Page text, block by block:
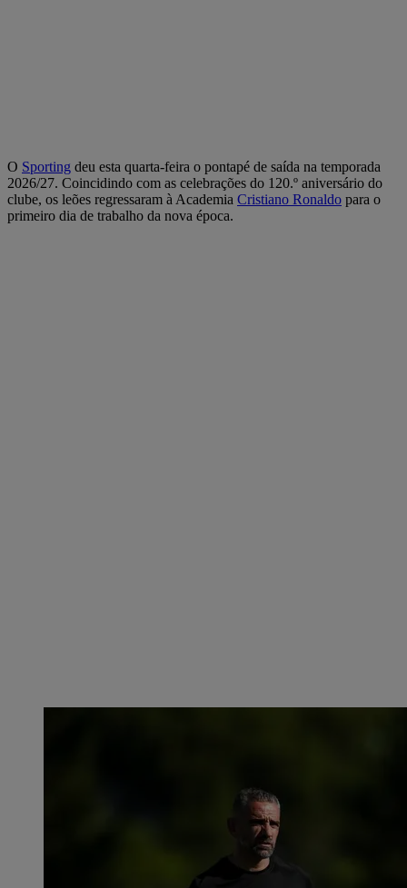
O Sporting deu esta quarta-feira o pontapé de saída na temporada
2026/27. Coincidindo com as celebrações do 120.º aniversário do
clube, os leões regressaram à Academia Cristiano Ronaldo para o
primeiro dia de trabalho da nova época.